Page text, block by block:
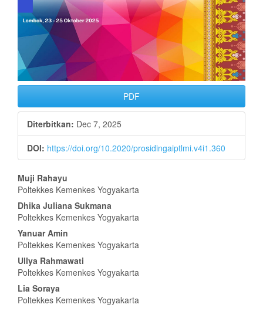
PDF
Diterbitkan: Dec 7, 2025
DOI: https://doi.org/10.2020/prosidingaiptlmi.v4i1.360
Isi
Artikel
Utama
Muji Rahayu
Poltekkes Kemenkes Yogyakarta
Dhika Juliana Sukmana
Poltekkes Kemenkes Yogyakarta
Yanuar Amin
Poltekkes Kemenkes Yogyakarta
Ullya Rahmawati
Poltekkes Kemenkes Yogyakarta
Lia Soraya
Poltekkes Kemenkes Yogyakarta